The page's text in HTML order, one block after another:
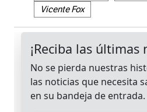
Vicente Fox